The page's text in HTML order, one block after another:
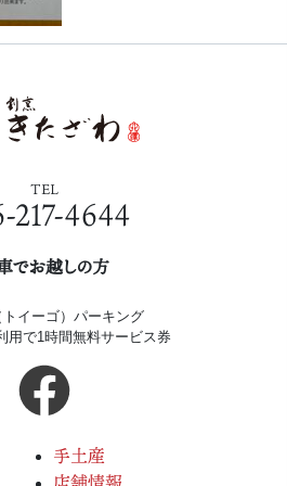
TEL
217-4644
でお越しの方
イーゴ）パーキング
用で1時間無料サービス券
手土産